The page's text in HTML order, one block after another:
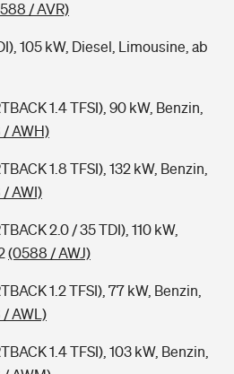
/ AVR)
105 kW, Diesel, Limousine, ab
1.4 TFSI), 90 kW, Benzin,
AWH)
1.8 TFSI), 132 kW, Benzin,
AWI)
2.0 / 35 TDI), 110 kW,
(0588 / AWJ)
1.2 TFSI), 77 kW, Benzin,
AWL)
1.4 TFSI), 103 kW, Benzin,